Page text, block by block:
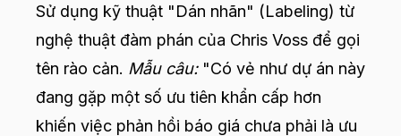
Sử dụng kỹ thuật "Dán nhãn" (Labeling) từ
nghệ thuật đàm phán của Chris Voss để gọi
tên rào cản. Mẫu câu:"Có vẻ như dự án này
đang gặp một số ưu tiên khẩn cấp hơn
khiến việc phản hồi báo giá chưa phải là ưu